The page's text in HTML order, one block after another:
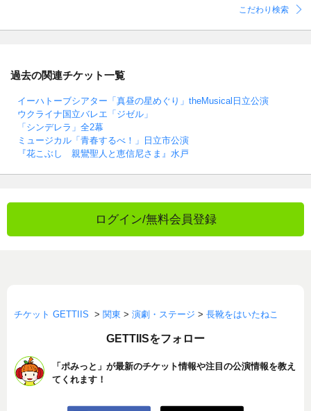
こだわり検索
過去の関連チケット一覧
イーハトーブシアター「真昼の星めぐり」theMusical日立公演
ウクライナ国立バレエ「ジゼル」
「シンデレラ」全2幕
ミュージカル「青春するべ！」日立市公演
『花こぶし 親鸞聖人と恵信尼さま』水戸
ログイン/無料会員登録
チケット GETTIIS > 関東 > 演劇・ステージ > 長靴をはいたねこ
GETTIISをフォロー
「ポみっと」が最新のチケット情報や注目の公演情報を教え
てくれます！